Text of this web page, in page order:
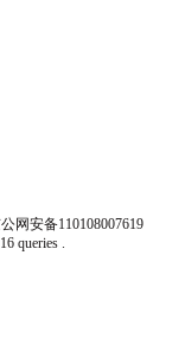
网安备110108007619
queries .